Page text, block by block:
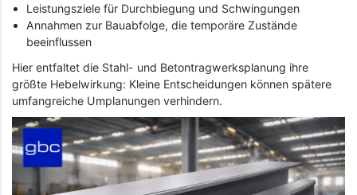
Leistungsziele für Durchbiegung und Schwingungen
Annahmen zur Bauabfolge, die temporäre Zustände
beeinflussen
Hier entfaltet die Stahl- und Betontragwerksplanung ihre
größte Hebelwirkung: Kleine Entscheidungen können spätere
umfangreiche Umplanungen verhindern.